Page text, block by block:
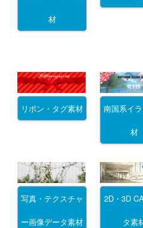
材
リボン・タグ素材 南国系イ
材
写真・テクスチャ
ー画像データ素材
2D・3D
タ素